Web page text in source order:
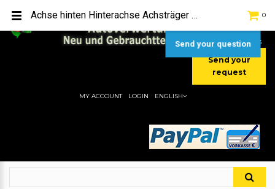
[+49] (0) 2232-5205
[+49] (0) 177 / 4080033
Send your
request
0
MY ACCOUNT LOGIN ENGLISH
Achse hinten Hinterachse Achsträger Peugeot 307CC
Send your question